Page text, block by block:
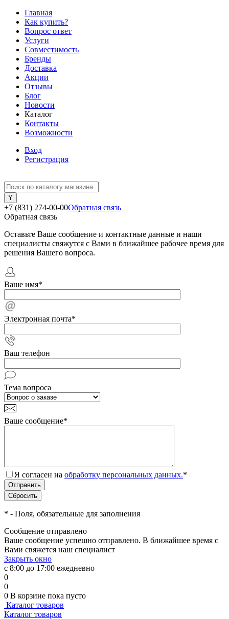
Главная
Как купить?
Вопрос ответ
Услуги
Совместимость
Бренды
Доставка
Акции
Отзывы
Блог
Новости
Каталог
Контакты
Возможности
Вход
Регистрация
+7 (831) 274-00-00Обратная связь
Обратная связь
Оставьте Ваше сообщение и контактные данные и наши
специалисты свяжутся с Вами в ближайшее рабочее время для
решения Вашего вопроса.
Ваше имя*
Электронная почта*
Ваш телефон
Тема вопроса
Ваше сообщение*
Я согласен на обработку персональных данных.*
* - Поля, обязательные для заполнения
Сообщение отправлено
Ваше сообщение успешно отправлено. В ближайшее время с
Вами свяжется наш специалист
Закрыть окно
с 8:00 до 17:00 ежедневно
0
0
0 В корзине пока пусто
Каталог товаров
Каталог товаров